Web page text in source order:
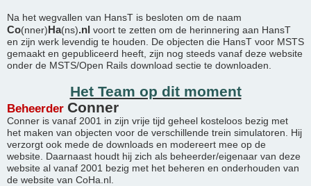
Na het wegvallen van HansT is besloten om de naam
Co(nner)Ha(ns).nl voort te zetten om de herinnering aan HansT
en zijn werk levendig te houden. De objecten die HansT voor MSTS
gemaakt en gepubliceerd heeft, zijn nog steeds vanaf deze website
onder de MSTS/Open Rails download sectie te downloaden.
Het Team op dit moment
Beheerder Conner
Conner is vanaf 2001 in zijn vrije tijd geheel kosteloos bezig met
het maken van objecten voor de verschillende trein simulatoren. Hij
verzorgt ook mede de downloads en modereert mee op de
website. Daarnaast houdt hij zich als beheerder/eigenaar van deze
website al vanaf 2001 bezig met het beheren en onderhouden van
de website van CoHa.nl.